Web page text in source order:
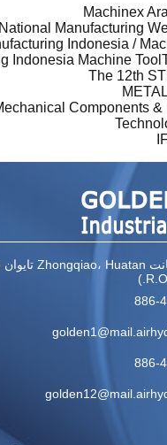
Machinex
Indonesia /
Indonesia Machine
The 12th
Components &
Huatan تايوان